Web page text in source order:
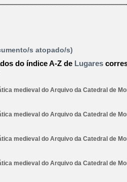
s atopado/s)
do índice A-Z de Lugares
medieval do Arquivo da Catedral de
medieval do Arquivo da Catedral de
medieval do Arquivo da Catedral de
medieval do Arquivo da Catedral de